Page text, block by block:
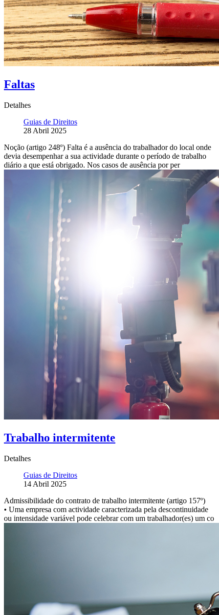
Faltas
Detalhes
Guias de Direitos
28 Abril 2025
Noção (artigo 248º) Falta é a ausência do trabalhador do local onde
devia desempenhar a sua actividade durante o período de trabalho
diário a que está obrigado. Nos casos de ausência por per
Trabalho intermitente
Detalhes
Guias de Direitos
14 Abril 2025
Admissibilidade do contrato de trabalho intermitente (artigo 157º)
• Uma empresa com actividade caracterizada pela descontinuidade
ou intensidade variável pode celebrar com um trabalhador(es) um co